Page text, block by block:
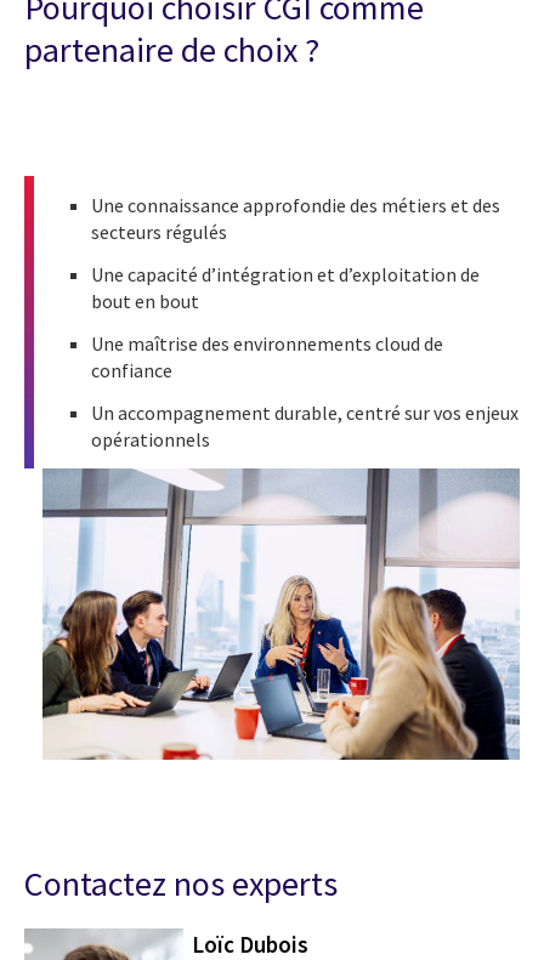
partenaire de choix ?
Une connaissance approfondie des métiers et des
secteurs régulés
Une capacité d’intégration et d’exploitation de
bout en bout
Une maîtrise des environnements cloud de
confiance
Un accompagnement durable, centré sur vos enjeux
opérationnels
Contactez nos experts
Loïc Dubois